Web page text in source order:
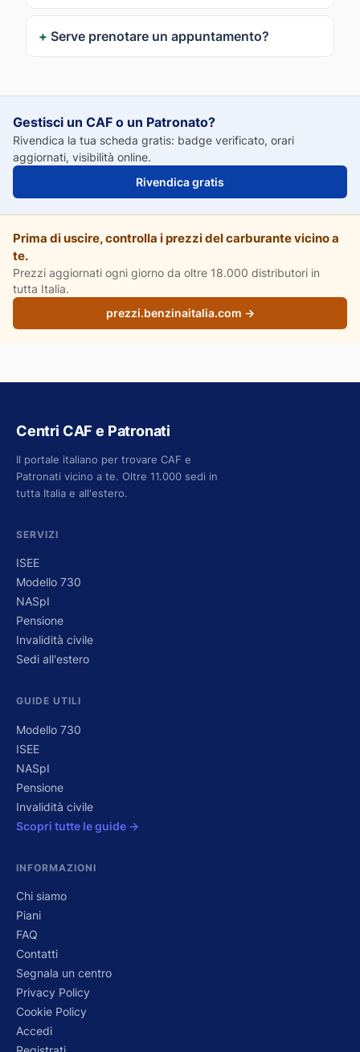
Serve prenotare un appuntamento?
Gestisci un CAF o un Patronato?
Rivendica la tua scheda gratis: badge verificato, orari
aggiornati, visibilità online.
Rivendica gratis
Prima di uscire, controlla i prezzi del carburante vicino a
te.
Prezzi aggiornati ogni giorno da oltre 18.000 distributori in
tutta Italia.
prezzi.benzinaitalia.com →
Centri CAF e Patronati
Il portale italiano per trovare CAF e
Patronati vicino a te. Oltre 11.000 sedi in
tutta Italia e all'estero.
SERVIZI
ISEE
Modello 730
NASpI
Pensione
Invalidità civile
Sedi all'estero
GUIDE UTILI
Modello 730
ISEE
NASpI
Pensione
Invalidità civile
Scopri tutte le guide →
INFORMAZIONI
Chi siamo
Piani
FAQ
Contatti
Segnala un centro
Privacy Policy
Cookie Policy
Accedi